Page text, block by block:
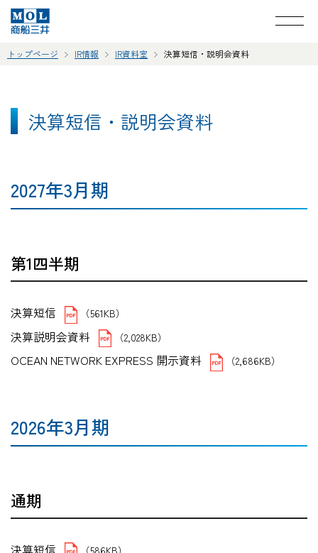
トップページ IR情報 IR資料室 決算短信・説明会資料
決算短信・説明会資料
2027年3月期
第1四半期
決算短信 （561KB）
決算説明会資料 （2,028KB）
OCEAN NETWORK EXPRESS 開示資料 （2,686KB）
2026年3月期
通期
決算短信 （586KB）